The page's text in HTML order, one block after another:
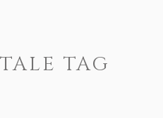
TAG